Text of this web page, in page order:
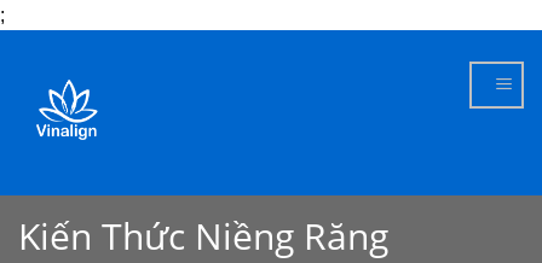
;
content
Kiến Thức Niềng Răng